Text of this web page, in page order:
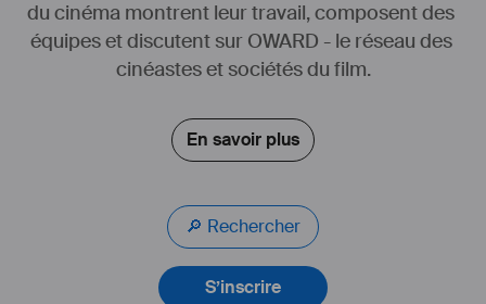
du cinéma montrent leur travail, composent des
équipes et discutent sur OWARD - le réseau des
cinéastes et sociétés du film.
En savoir plus
🔎 Rechercher
S’inscrire
Compétences en Image (composition, éclairage) / Montage.
Expériences avec diverses caméra.
Pratique également la photographie. Je travaille avec un Sony A7III.
Ainsi que la M.A.O.
- Suite Adobe
- Davinci Resolve